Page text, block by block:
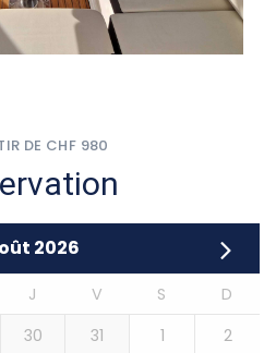
DE CHF 980
2026
J V S
D
30 31 1 2